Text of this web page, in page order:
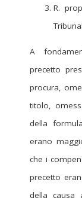
R.
A
precetto
procura,
titolo,
della
erano
che i
precetto
della causa